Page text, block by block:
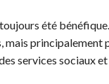
été
principalement
services sociaux